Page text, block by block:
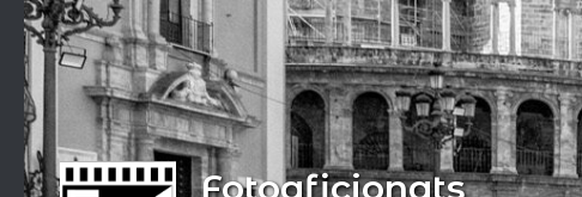
Fotoaficionats